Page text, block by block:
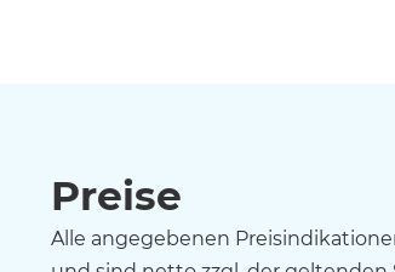
Preise
Alle angegebenen